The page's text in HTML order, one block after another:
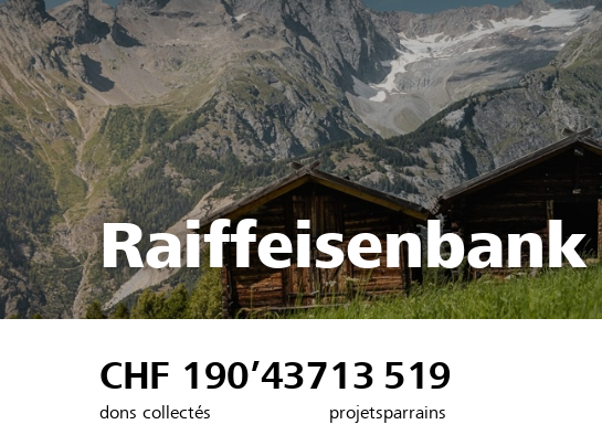
DE FR IT
CHF 190’437
dons collectés
13
projets
519
parrains